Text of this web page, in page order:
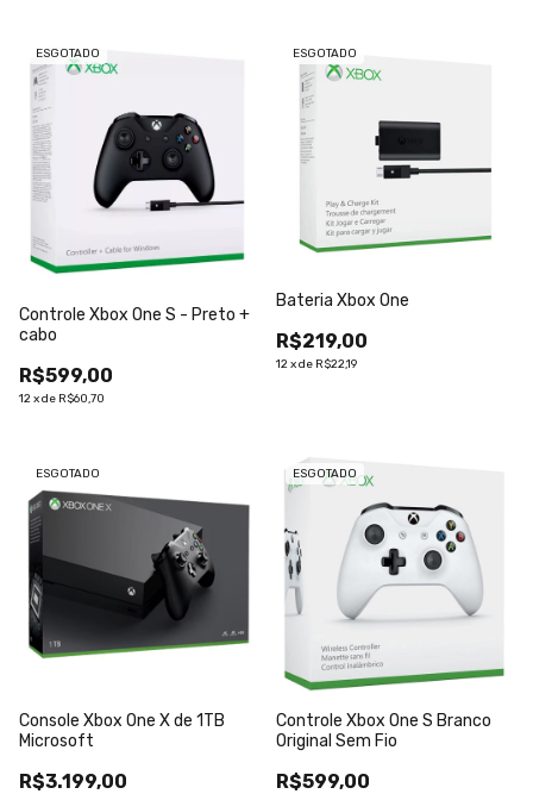
ESGOTADO
Controle Xbox One S - Preto +
cabo
R$599,00
12xde R$60,70
ESGOTADO
Bateria Xbox One
R$219,00
12xde R$22,19
ESGOTADO
Console Xbox One X de 1TB
Microsoft
R$3.199,00
ESGOTADO
Controle Xbox One S Branco
Original Sem Fio
R$599,00